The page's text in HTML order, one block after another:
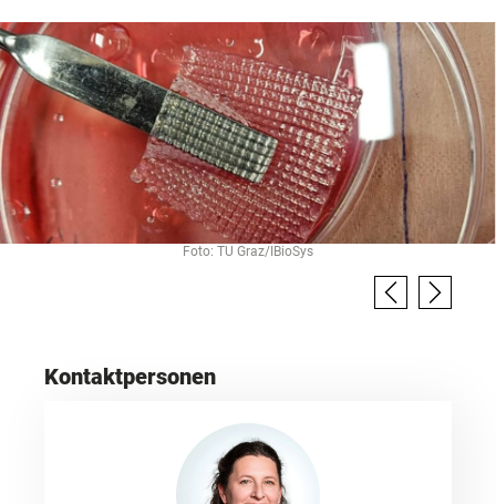
Foto: TU Graz/IBioSys
Kontaktpersonen